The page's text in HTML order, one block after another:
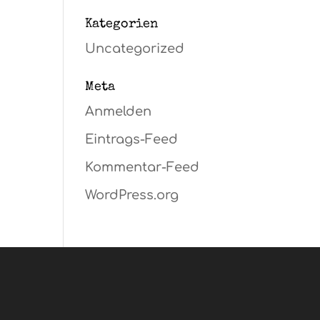
Kategorien
Uncategorized
Meta
Anmelden
Eintrags-Feed
Kommentar-Feed
WordPress.org